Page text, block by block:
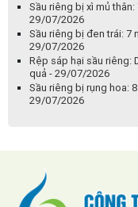
Sầu riêng bị xì mủ
29/07/2026
Sầu riêng bị đen trái: 7
29/07/2026
Rệp sáp hại sầu riêng:
quả - 29/07/2026
Sầu riêng bị rụng hoa:
29/07/2026